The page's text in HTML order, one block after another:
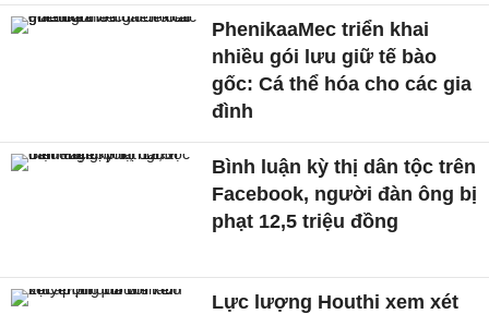
PhenikaaMec triển khai
nhiều gói lưu giữ tế bào
gốc: Cá thể hóa cho các gia
đình
Bình luận kỳ thị dân tộc trên
Facebook, người đàn ông bị
phạt 12,5 triệu đồng
Lực lượng Houthi xem xét